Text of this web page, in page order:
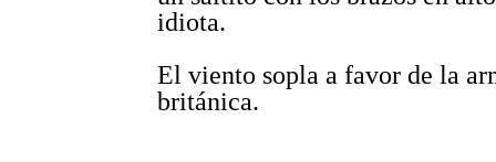
idiota.
El viento sopla a favor de la
británica.